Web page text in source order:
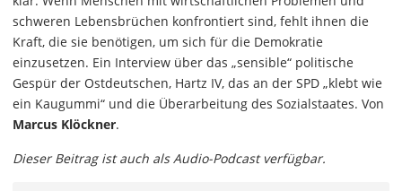
schweren Lebensbrüchen konfrontiert sind, fehlt ihnen die
Kraft, die sie benötigen, um sich für die Demokratie
einzusetzen. Ein Interview über das „sensible“ politische
Gespür der Ostdeutschen, Hartz IV, das an der SPD „klebt wie
ein Kaugummi“ und die Überarbeitung des Sozialstaates. Von
Marcus Klöckner.
Dieser Beitrag ist auch als Audio-Podcast verfügbar.